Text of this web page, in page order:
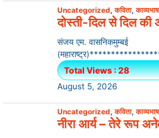
Uncategorized,कविता,
दोस्ती-दिल से दिल की
संजय एम. वासनिकमुम्बई
Total Views : 28
August 5, 2026
Uncategorized,कविता,
नीरा आर्य – तेरे रूप